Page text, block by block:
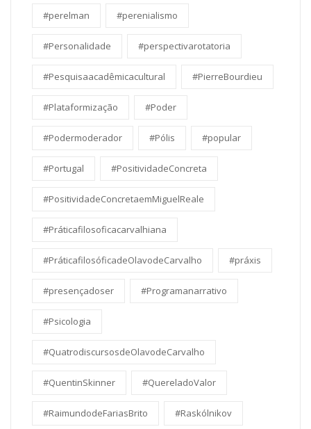
#perelman #perenialismo
#Personalidade #perspectivarotatoria
#Pesquisaacadêmicacultural #PierreBourdieu
#Plataformização #Poder
#Podermoderador #Pólis #popular
#Portugal #PositividadeConcreta
#PositividadeConcretaemMiguelReale
#Práticafilosoficacarvalhiana
#PráticafilosóficadeOlavodeCarvalho #práxis
#presençadoser #Programanarrativo
#Psicologia
#QuatrodiscursosdeOlavodeCarvalho
#QuentinSkinner #QuereladoValor
#RaimundodeFariasBrito #Raskólnikov